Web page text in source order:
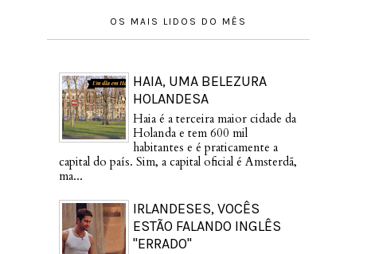
OS MAIS LIDOS DO MÊS
HAIA, UMA BELEZURA
HOLANDESA
Haia é a terceira maior cidade da
Holanda e tem 600 mil
habitantes e é praticamente a
capital do país. Sim, a capital oficial é Amsterdã,
ma...
IRLANDESES, VOCÊS
ESTÃO FALANDO INGLÊS
"ERRADO"